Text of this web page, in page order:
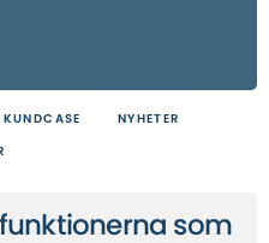
KUNDCASE NYHETER
som